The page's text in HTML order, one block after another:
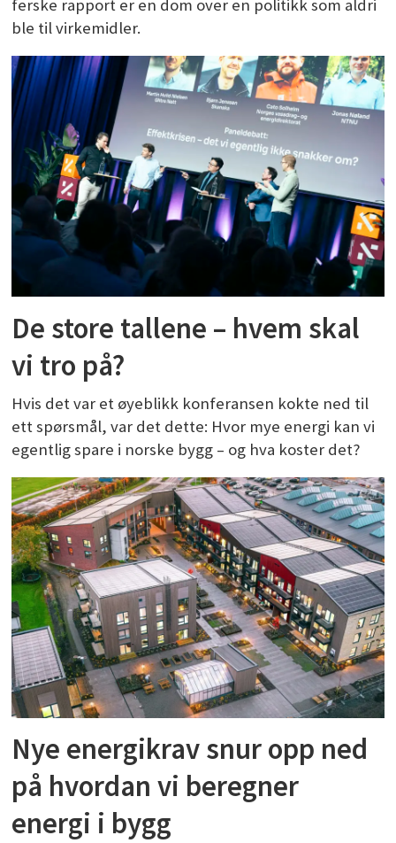
ferske rapport er en dom over en politikk som aldri
ble til virkemidler.
De store tallene – hvem skal
vi tro på?
Hvis det var et øyeblikk konferansen kokte ned til
ett spørsmål, var det dette: Hvor mye energi kan vi
egentlig spare i norske bygg – og hva koster det?
Nye energikrav snur opp ned
på hvordan vi beregner
energi i bygg